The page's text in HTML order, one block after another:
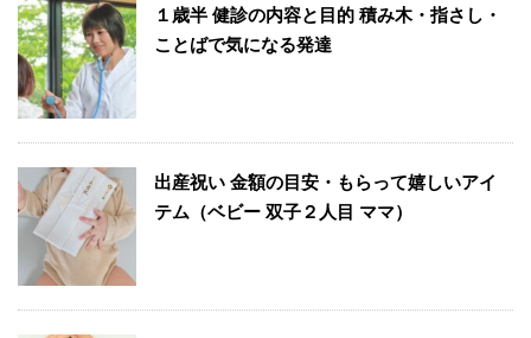
１歳半 健診の内容と目的 積み木・指さし・
ことばで気になる発達
出産祝い 金額の目安・もらって嬉しいアイ
テム（ベビー 双子２人目 ママ）